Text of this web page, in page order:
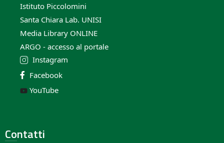
Istituto Piccolomini
Santa Chiara Lab. UNISI
Media Library ONLINE
ARGO - accesso al portale
Instagram
Facebook
YouTube
Contatti